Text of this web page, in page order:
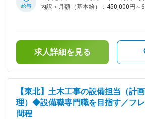
当が用意されております。 ・基本的に
盤を強化していくことが不可欠です。
ネル・シールド・土地造成等、大規
な幅広い土木工事案件がございます。
工事の業務経験がない方でも入社後
機や換気設備、濁水処理設備などを
がございます。それらの仮設備に関す
守について全般管理する業務を進めていた
建設の工事実績一覧＞
給与
内訳＞月額（基本給）：450,000円～
／35歳：967万／40歳：1070万／42
を選択の場合はモデル年収から85%の
あくまでも目安の金額であり、選考
求人詳細を見る
【東北】土木工事の設備担当（計
理）◆設備職専門職を目指す／フ
間程